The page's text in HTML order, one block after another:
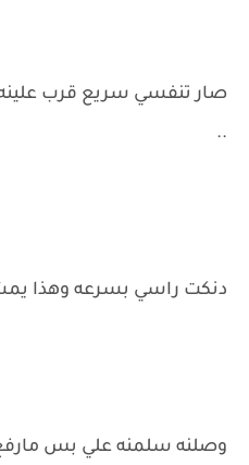
صار تنفسي سريع قرب
..
دنكت راسي بسرعه وهذا
وصلنه سلمنه علي بس مارفع